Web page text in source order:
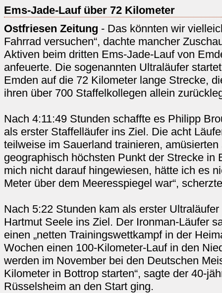
Ems-Jade-Lauf über 72 Kilometer
Ostfriesen Zeitung - Das könnten wir
Fahrrad versuchen“, dachte mancher
Aktiven beim dritten Ems-Jade-Lauf von
anfeuerte. Die sogenannten Ultraläufer
Emden auf die 72 Kilometer lange Strecke,
ihren über 700 Staffelkollegen allein
Nach 4:11:49 Stunden schaffte es Philipp
als erster Staffelläufer ins Ziel. Die acht
teilweise im Sauerland trainieren,
geographisch höchsten Punkt der Strecke in
mich nicht darauf hingewiesen, hätte ich es
Meter über dem Meeresspiegel war“,
Nach 5:22 Stunden kam als erster
Hartmut Seele ins Ziel. Der Ironman-Läufer
einen „netten Trainingswettkampf in der
Wochen einen 100-Kilometer-Lauf in den
werden im November bei den Deutschen
Kilometer in Bottrop starten“, sagte der 40-
Rüsselsheim an den Start ging.